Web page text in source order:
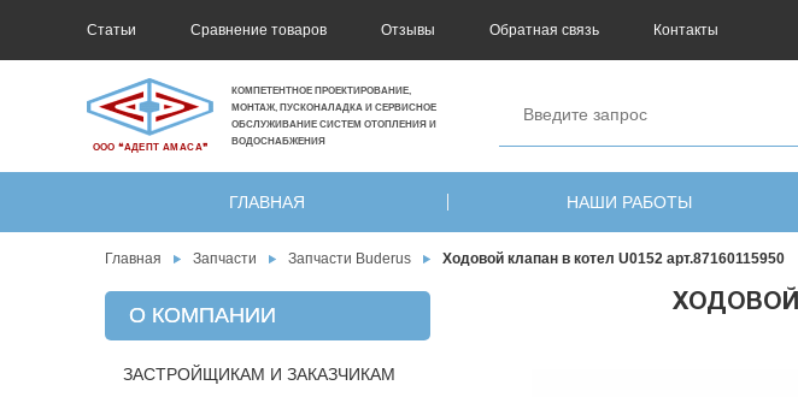
Статьи Сравнение товаров Отзывы Обратная связь Контакты
ООО ❝АДЕПТ АМАСА❞
КОМПЕТЕНТНОЕ ПРОЕКТИРОВАНИЕ,
МОНТАЖ, ПУСКОНАЛАДКА И СЕРВИСНОЕ
ОБСЛУЖИВАНИЕ СИСТЕМ ОТОПЛЕНИЯ И
ВОДОСНАБЖЕНИЯ
ГЛАВНАЯ НАШИ РАБОТЫ
Главная Запчасти Запчасти Buderus Ходовой клапан в котел U0152 арт.87160115950
ХОДОВОЙ
О КОМПАНИИ
ЗАСТРОЙЩИКАМ И ЗАКАЗЧИКАМ